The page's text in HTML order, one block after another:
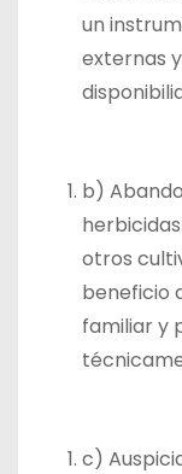
un
externas
b)
otros
beneficio
familiar y
c)